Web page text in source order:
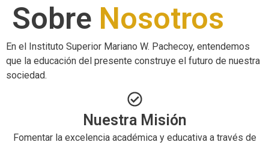
Sobre Nosotros
En el Instituto Superior Mariano W. Pachecoy, entendemos
que la educación del presente construye el futuro de nuestra
sociedad.
Nuestra Misión
Fomentar la excelencia académica y educativa a través de